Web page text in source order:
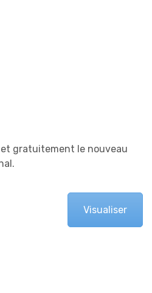
gratuitement le nouveau
Visualiser